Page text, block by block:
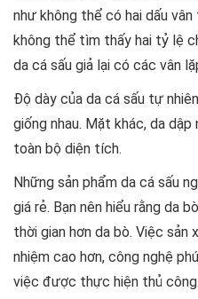
như không thể có hai dấu
không thể tìm thấy hai tỷ lệ
da cá sấu giả lại có các vân
Độ dày của da cá sấu tự
giống nhau. Mặt khác, da
toàn bộ diện tích.
Những sản phẩm da cá sấu
giá rẻ. Bạn nên hiểu rằng da
thời gian hơn da bò. Việc
nhiệm cao hơn, công nghệ
việc được thực hiện thủ công.